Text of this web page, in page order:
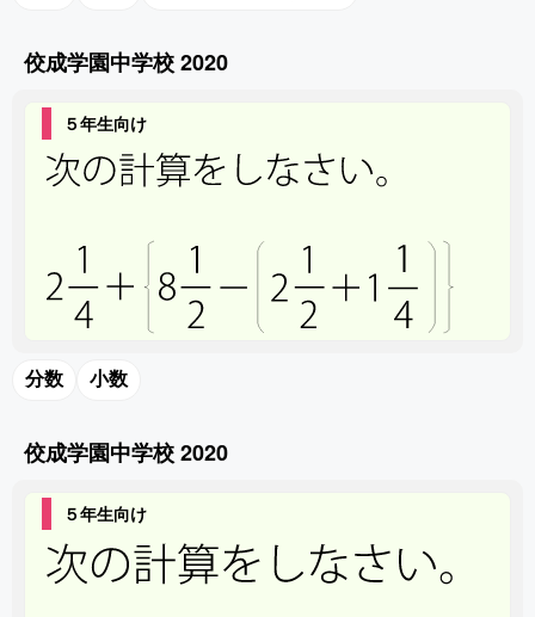
佼成学園中学校 2020
５年生向け
分数 小数
佼成学園中学校 2020
５年生向け